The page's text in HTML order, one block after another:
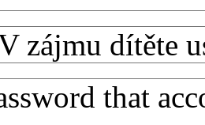
zájmu dítěte
that